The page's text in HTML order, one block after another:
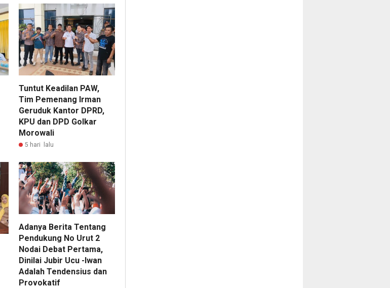
Tuntut Keadilan PAW,
Tim Pemenang Irman
Geruduk Kantor DPRD,
KPU dan DPD Golkar
Morowali
5 hari lalu
Adanya Berita Tentang
Pendukung No Urut 2
Nodai Debat Pertama,
Dinilai Jubir Ucu -Iwan
Adalah Tendensius dan
Provokatif